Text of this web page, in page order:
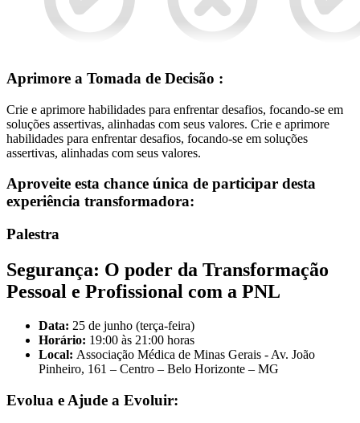
Aprimore a Tomada de Decisão :
Crie e aprimore habilidades para enfrentar desafios, focando-se em
soluções assertivas, alinhadas com seus valores. Crie e aprimore
habilidades para enfrentar desafios, focando-se em soluções
assertivas, alinhadas com seus valores.
Aproveite esta chance única de participar desta
experiência transformadora:
Palestra
Segurança: O poder da Transformação
Pessoal e Profissional com a PNL
Data: 25 de junho (terça-feira)
Horário: 19:00 às 21:00 horas
Local: Associação Médica de Minas Gerais - Av. João
Pinheiro, 161 – Centro – Belo Horizonte – MG
Evolua e Ajude a Evoluir: